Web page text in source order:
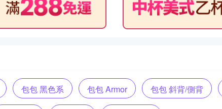
包包 黑色系 包包 Armor 包包 斜背/側背